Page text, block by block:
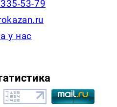
53-79
у нас